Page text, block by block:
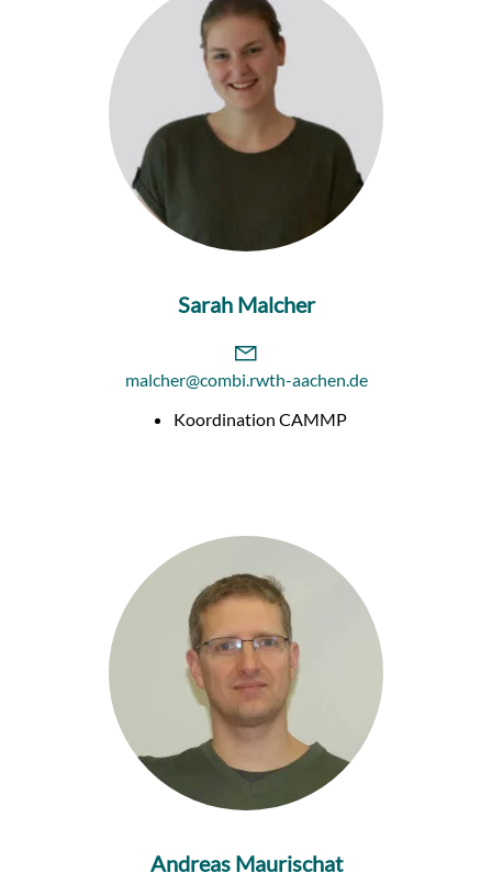
Sarah Malcher
malcher@combi.rwth-aachen.de
Koordination CAMMP
Andreas Maurischat